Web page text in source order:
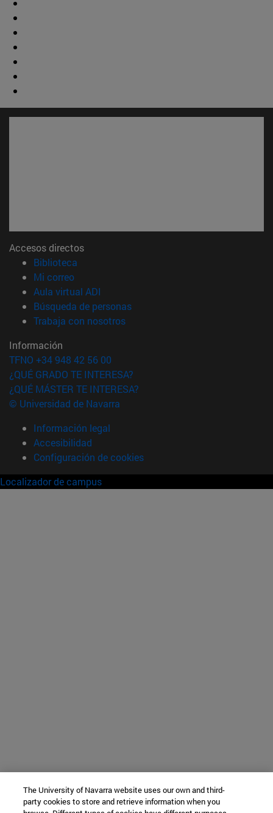
Accesos directos
Biblioteca
Mi correo(abre en nueva ventana)
Aula virtual ADI
Búsqueda de personas(abre en nueva ventana)
Trabaja con nosotros(abre en nueva ventana)
Información
TFNO +34 948 42 56 00
¿QUÉ GRADO TE INTERESA?
¿QUÉ MÁSTER TE INTERESA?
© Universidad de Navarra
Información legal
Accesibilidad
Configuración de cookies
Localizador de campus
The University of Navarra website uses our own and third-
party cookies to store and retrieve information when you